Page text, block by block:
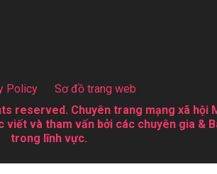
Policy
Sơ đồ trang web
reserved. Chuyên trang mạng xã hội
viết và tham vấn bởi các chuyên gia &
trong lĩnh vực.